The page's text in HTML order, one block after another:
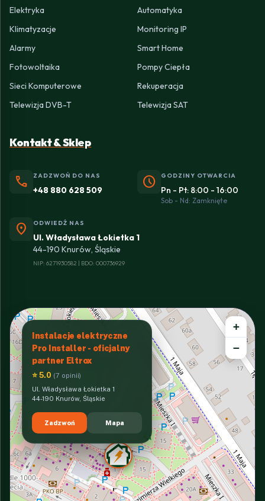
Elektryka
Automatyka
Klimatyzacje
Monitoring IP
Alarmy
Smart Home
Fotowoltaika
Pompy Ciepła
Sieci Komputerowe
Rekuperacja
Telewizja DVB-T
Telewizja SAT
Kontakt & Sklep
phone ZADZWOŃ DO NAS
+48 880 628 509 schedule GODZINY OTWARCIA
Pn - Pt: 8:00 - 16:00
Sob - Nd: Zamknięte
location_on ODWIEDŹ NAS
Ul. Władysława Łokietka 1
44-190 Knurów, Śląskie
NIP: 6271930582 | BDO: 000736929
Instalacje elektryczne
Pro Installer - oficjalny
partner Eltrox
⭐ 5.0 (7 opinii)
Ul. Władysława Łokietka 1
44-190 Knurów, Śląskie
Zadzwoń Mapa
+
−